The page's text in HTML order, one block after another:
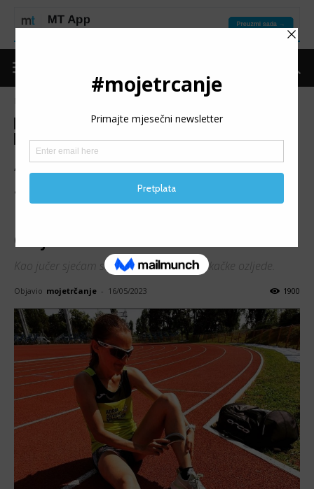
Dnevnik jednog trkača Moje trčanje Izdvojeno
Oporavak
Povrede
ANA ŠTEFULJ / DNEVNIK
JEDNOG TRKAČA: Što
ozljedama
Kao jučer sjećam se svoje prve “prave” trkačke ozljede.
Objavio mojetrčanje - 16/05/2023 1900